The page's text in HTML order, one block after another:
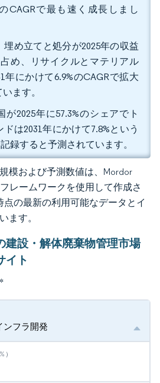
CAGRで最も速く成長しまし
め立てと処分が2025年の収益
占め、リサイクルとマテリアル
年にかけて6.9%のCAGRで拡大
ます。
2025年に57.3%のシェアでト
は2031年にかけて7.8%という
録すると予測されています。
模および予測数値は、Mordor
レームワークを使用して作成さ
点の最新の利用可能なデータとイ
ます。
建設・解体廃棄物管理市場
イト
*
ンフラ開発